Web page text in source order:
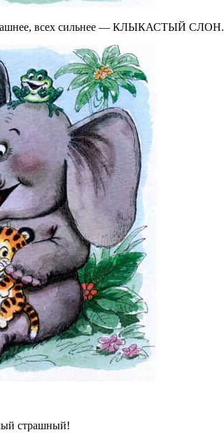
всех сильнее — КЛЫКАСТЫЙ СЛОН.
страшный!